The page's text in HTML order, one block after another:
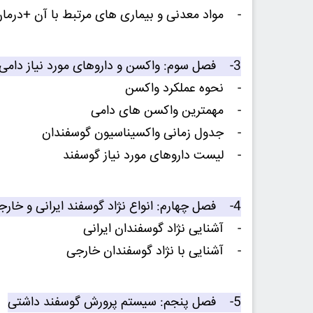
- مواد معدنی و بیماری های مرتبط با آن
3- فصل سوم: واکسن و داروهای مورد نیاز دامی
- نحوه عملکرد واکسن
- مهمترین واکسن های دامی
- جدول زمانی واکسیناسیون گوسفندان
- لیست داروهای مورد نیاز گوسفند
4- فصل چهارم: انواع نژاد گوسفند ایرانی و خارجی
- آشنایی نژاد گوسفندان ایرانی
- آشنایی با نژاد گوسفندان خارجی
5- فصل پنجم: سیستم پرورش گوسفند داشتی